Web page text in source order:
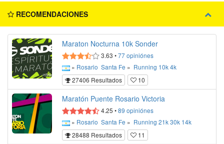
RECOMENDACIONES
Maraton Nocturna 10k Sonder
3.63 •77opiniónes
» Rosario Santa Fe » Running 10k4k
27406 Resultados
10
Maratón Puente Rosario Victoria
4.25 •89 opiniónes
» Rosario Santa Fe » Running 21k30k 14k
28488 Resultados
11